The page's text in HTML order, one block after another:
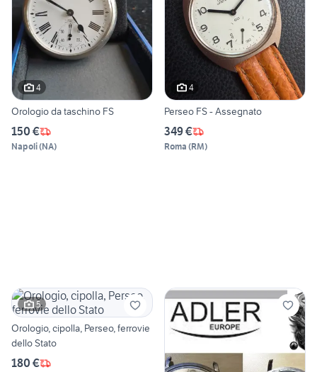
4
Orologio da taschino FS
150 €
Napoli(NA)
4
Perseo FS - Assegnato
349 €
Roma (RM)
5
Orologio, cipolla, Perseo, ferrovie
dello Stato
180 €